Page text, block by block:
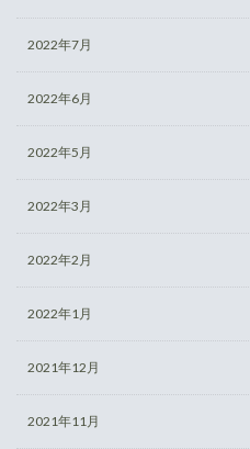
2022年7月
2022年6月
2022年5月
2022年3月
2022年2月
2022年1月
2021年12月
2021年11月